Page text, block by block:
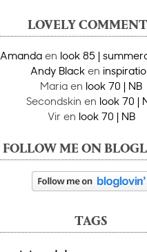
LOVELY
Amanda en look 85 |
Andy Blacken
Maria en look 70 | NB
Secondskin en look 70 |
Viren look 70 | NB
FOLLOW ME ON
TAGS